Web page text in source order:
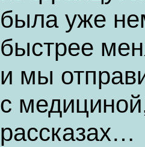
была уже
быстрее
и мы
с
рассказах…